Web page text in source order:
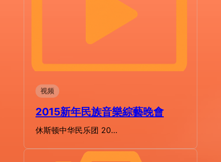
视频
2015新年民族音樂綜藝晚會
休斯顿中华民乐团 20…